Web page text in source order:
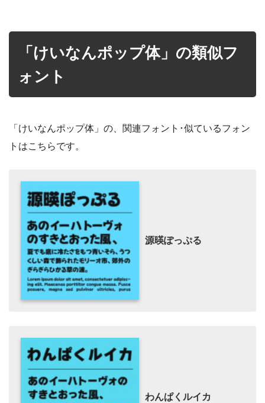
「けいなんポップ体」の類似フ
ォント
「けいなんポップ体」の、関連フォント･似ているフォン
トはこちらです。
源暎ぽっぷる
わんぱくルイカ